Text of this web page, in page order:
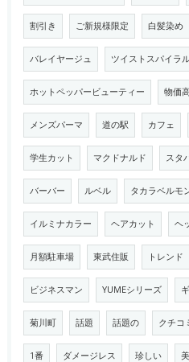
割引き ご新規様限定 白髪染め
バレイヤージュ ツイストスパイラ
ホットペッパービューティー 物価
メンズパーマ 道の駅 カフェ
学生カット マクドナルド スタ
バーバー ルベル タカラベルモ
イルミナカラー ヘアカット ヘ
月額駐車場 東武住販 トレンド
ビジネスマン YUMEシリーズ
菊川町 話題 話題の クチコ
1番 ダメージレス 珍しい